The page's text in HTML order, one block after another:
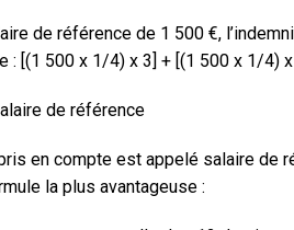
de référence de 1 500 €,
: [(1 500 x 1/4) x 3] + [(1 500 x 1/4)
de référence
en compte est appelé salaire de
la plus avantageuse :